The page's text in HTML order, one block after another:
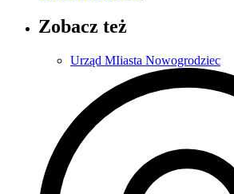
Zobacz też
Urząd MIiasta Nowogrodziec